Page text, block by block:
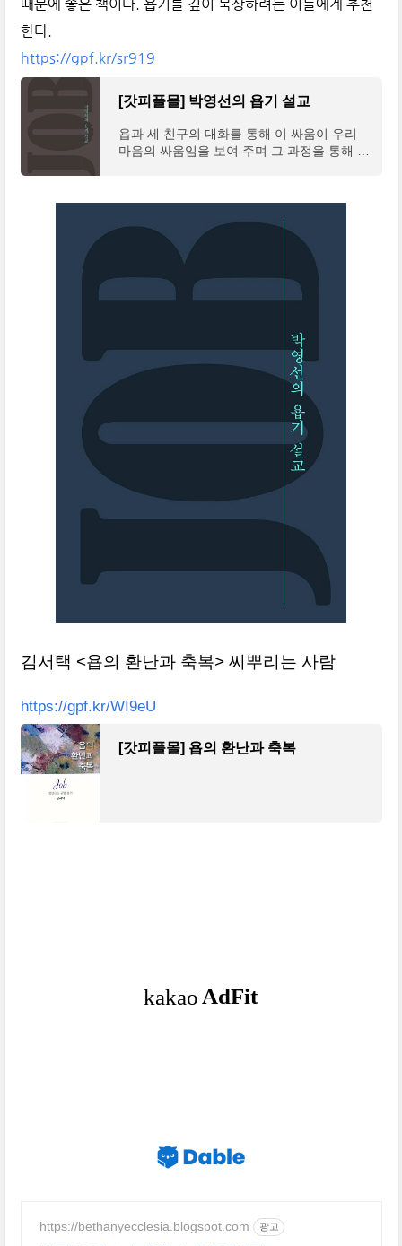
때문에 좋은 책이다. 욥기를 깊이 묵상하려는 이들에게 추천
한다.
https://gpf.kr/sr919
[갓피플몰] 박영선의 욥기 설교
욥과 세 친구의 대화를 통해 이 싸움이 우리
마음의 싸움임을 보여 주며 그 과정을 통해 하
김서택 <욥의 환난과 축복> 씨뿌리는 사람
https://gpf.kr/WI9eU
[갓피플몰] 욥의 환난과 축복
https://bethanyecclesia.blogspot.com 광고